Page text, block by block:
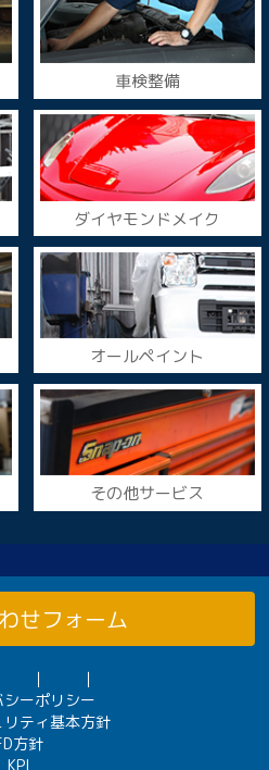
車検整備
ダイヤモンドメイク
オールペイント
その他サービス
せフォーム
シーポリシー
ティ基本方針
｜
方針
｜
KPI